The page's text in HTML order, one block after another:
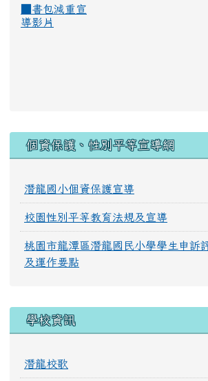
書包減重宣
導影片
個資保護、性別平等宣導網
潛龍國小個資保護宣導
校園性別平等教育法規及宣導
桃園市龍潭區潛龍國民小學學生申訴
及運作要點
學校資訊
潛龍校歌